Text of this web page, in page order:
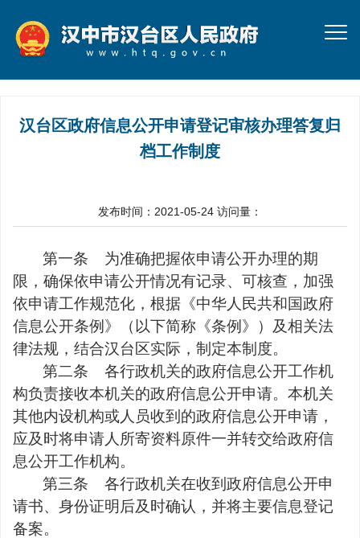
汉台区政府信息公开申请登记审核办理答复归
档工作制度
发布时间：2021-05-24 访问量：
第一条
为准确把握依申请公开办理的期
限，确保依申请公开情况有记录、可核查，加强
依申请工作规范化，根据《中华人民共和国政府
信息公开条例》（以下简称《条例》）及相关法
律法规，结合汉台区实际，制定本制度。
第二条
各行政机关的政府信息公开工作机
构负责接收本机关的政府信息公开申请。本机关
其他内设机构或人员收到的政府信息公开申请，
应及时将申请人所寄资料原件一并转交给政府信
息公开工作机构。
第三条
各行政机关在收到政府信息公开申
请书、身份证明后及时确认，并将主要信息登记
备案。